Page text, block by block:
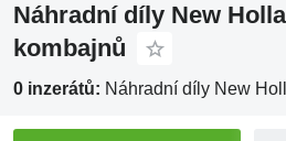
Náhradní díly New
kombajnů
0 inzerátů: Náhradní díly New